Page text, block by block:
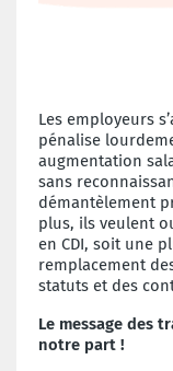
Les employeurs
pénalise
augmentation
sans
démantèlement
plus, ils veulent
en CDI, soit une
remplacement
statuts et des
Le message des
notre part !